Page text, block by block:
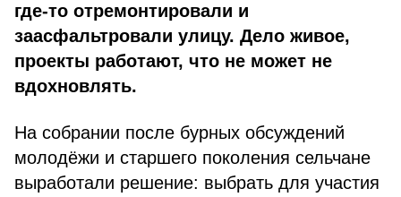
где-то отремонтировали и
заасфальтровали улицу. Дело живое,
проекты работают, что не может не
вдохновлять.
На собрании после бурных обсуждений
молодёжи и старшего поколения сельчане
выработали решение: выбрать для участия